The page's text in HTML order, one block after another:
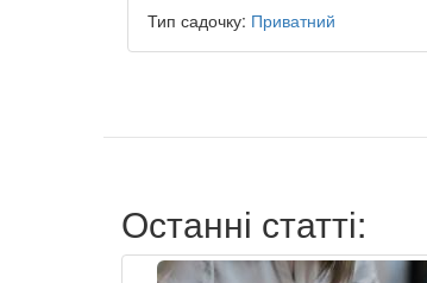
Тип садочку: Приватний
Останні статті: